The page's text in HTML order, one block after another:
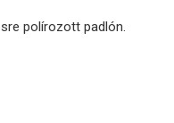
polírozott padlón.